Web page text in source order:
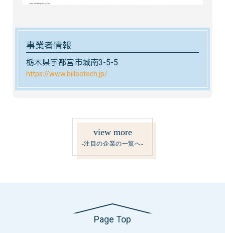
事業者情報
栃木県宇都宮市城南3-5-5
https://www.billbotech.jp/
view more
-注目の企業の一覧へ-
Page Top